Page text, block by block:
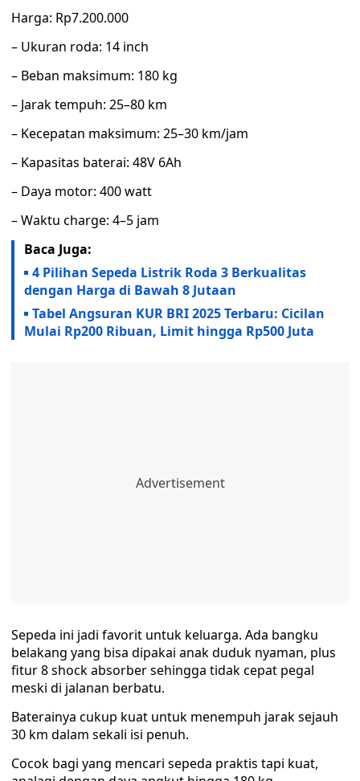
Harga: Rp7.200.000
– Ukuran roda: 14 inch
– Beban maksimum: 180 kg
– Jarak tempuh: 25–80 km
– Kecepatan maksimum: 25–30 km/jam
– Kapasitas baterai: 48V 6Ah
– Daya motor: 400 watt
– Waktu charge: 4–5 jam
Baca Juga:
4 Pilihan Sepeda Listrik Roda 3 Berkualitas
dengan Harga di Bawah 8 Jutaan
Tabel Angsuran KUR BRI 2025 Terbaru: Cicilan
Mulai Rp200 Ribuan, Limit hingga Rp500 Juta
Sepeda ini jadi favorit untuk keluarga. Ada bangku
belakang yang bisa dipakai anak duduk nyaman, plus
fitur 8 shock absorber sehingga tidak cepat pegal
meski di jalanan berbatu.
Baterainya cukup kuat untuk menempuh jarak sejauh
30 km dalam sekali isi penuh.
Cocok bagi yang mencari sepeda praktis tapi kuat,